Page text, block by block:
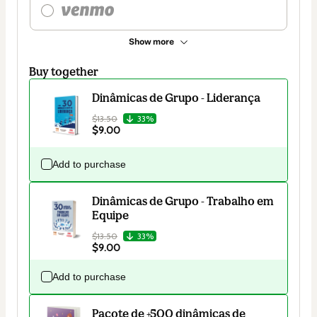
Show more
Buy together
Dinâmicas de Grupo - Liderança
$13.50 33%
$9.00
Add to purchase
Dinâmicas de Grupo - Trabalho em
Equipe
$13.50 33%
$9.00
Add to purchase
Pacote de +500 dinâmicas de